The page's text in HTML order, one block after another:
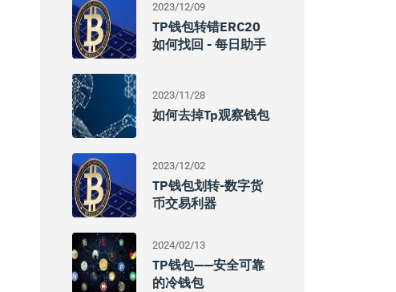
2023/12/09
TP钱包转错ERC20
如何找回 - 每日助手
2023/11/28
如何去掉Tp观察钱包
2023/12/02
TP钱包划转-数字货
币交易利器
2024/02/13
TP钱包——安全可靠
的冷钱包